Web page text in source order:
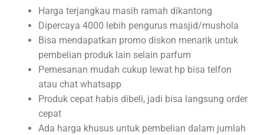
Harga terjangkau masih ramah dikantong
Dipercaya 4000 lebih pengurus masjid/mushola
Bisa mendapatkan promo diskon menarik untuk
pembelian produk lain selain parfum
Pemesanan mudah cukup lewat hp bisa telfon
atau chat whatsapp
Produk cepat habis dibeli, jadi bisa langsung order
cepat
Ada harga khusus untuk pembelian dalam jumlah